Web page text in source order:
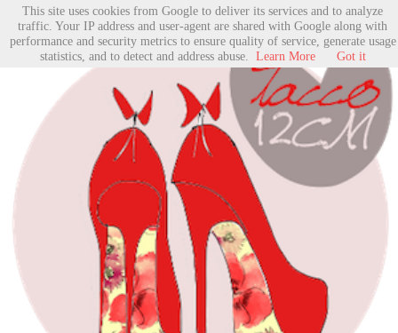
This site uses cookies from Google to deliver its services and to analyze
traffic. Your IP address and user-agent are shared with Google along with
performance and security metrics to ensure quality of service, generate usage
statistics, and to detect and address abuse.
Learn More Got it